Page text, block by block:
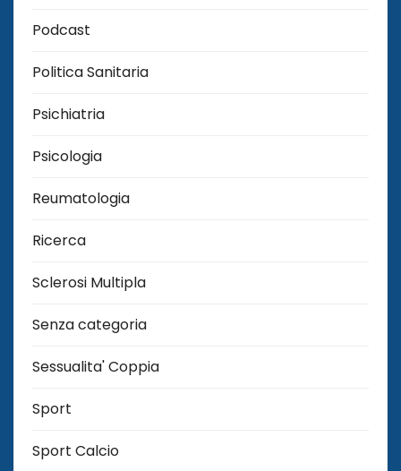
Podcast
Politica Sanitaria
Psichiatria
Psicologia
Reumatologia
Ricerca
Sclerosi Multipla
Senza categoria
Sessualita' Coppia
Sport
Sport Calcio